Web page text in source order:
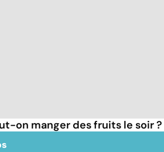
on manger des fruits le soir ?